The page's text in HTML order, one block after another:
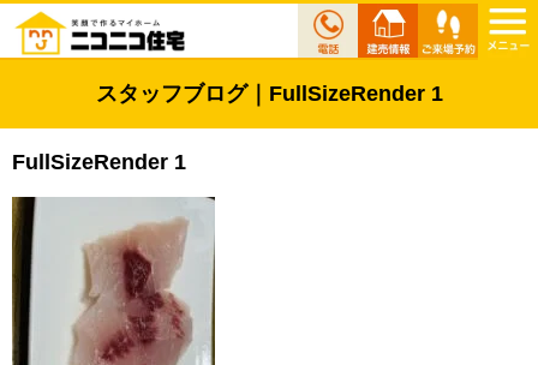
スタッフブログ｜FullSizeRender 1
FullSizeRender 1